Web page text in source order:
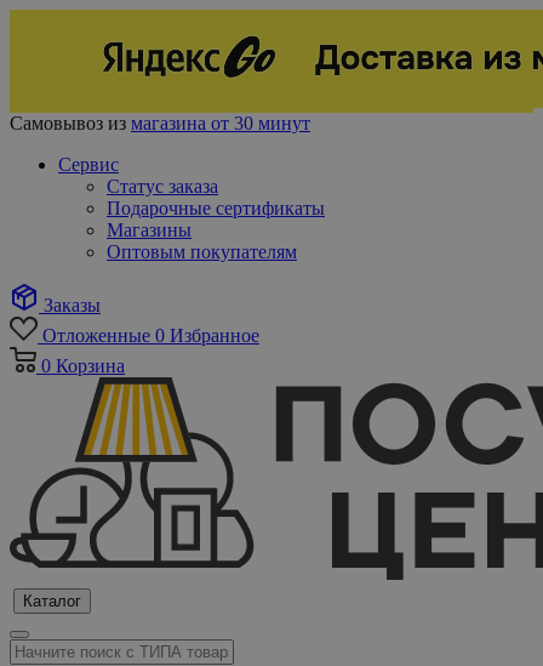
Самовывоз из магазина от 30 минут
Сервис
Статус заказа
Подарочные сертификаты
Магазины
Оптовым покупателям
Заказы
Отложенные 0 Избранное
0 Корзина
Каталог